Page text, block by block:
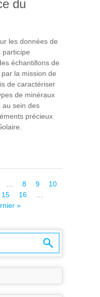
du
les données de
participe
échantillons de
la mission de
de caractériser
de minéraux
au sein des
précieux
DES
RÉVÈLE DE
INFORMATIONS
… 8 9
10
15 16
…
»